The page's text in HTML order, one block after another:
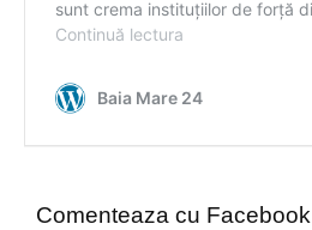
Comenteaza cu Facebook